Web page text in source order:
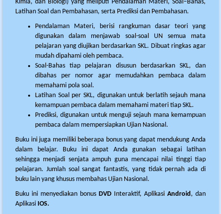
Kimia, dan Biologi) yang meliputi Pendalaman Materi, Soal–Bahas,
Latihan Soal dan Pembahasan, serta Prediksi dan Pembahasan.
Pendalaman Materi, berisi rangkuman dasar teori yang
digunakan dalam menjawab soal-soal UN semua mata
pelajaran yang diujikan berdasarkan SKL. Dibuat ringkas agar
mudah dipahami oleh pembaca.
Soal-Bahas tiap pelajaran disusun berdasarkan SKL, dan
dibahas per nomor agar memudahkan pembaca dalam
memahami pola soal.
Latihan Soal per SKL, digunakan untuk berlatih sejauh mana
kemampuan pembaca dalam memahami materi tiap SKL.
Prediksi, digunakan untuk menguji sejauh mana kemampuan
pembaca dalam mempersiapkan Ujian Nasional.
Buku ini juga memiliki beberapa bonus yang dapat mendukung Anda
dalam belajar. Buku ini dapat Anda gunakan sebagai latihan
sehingga menjadi senjata ampuh guna mencapai nilai tinggi tiap
pelajaran. Jumlah soal sangat fantastis, yang tidak pernah ada di
buku lain yang khusus membahas Ujian Nasional.
Buku ini menyediakan bonus DVD Interaktif, Aplikasi Android , dan
Aplikasi IOS.